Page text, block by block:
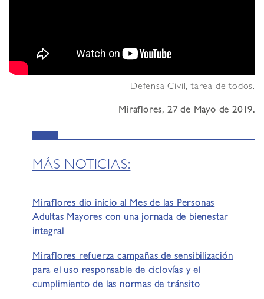
Defensa Civil, tarea de todos.
Miraflores, 27 de Mayo de 2019.
MÁS NOTICIAS:
Miraflores dio inicio al Mes de las Personas
Adultas Mayores con una jornada de bienestar
integral
Miraflores refuerza campañas de sensibilización
para el uso responsable de ciclovías y el
cumplimiento de las normas de tránsito